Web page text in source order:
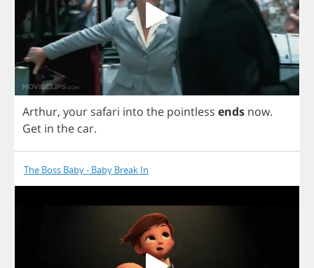
Arthur, your safari into the pointless ends now.
Get in the car.
The Boss Baby - Baby Break In